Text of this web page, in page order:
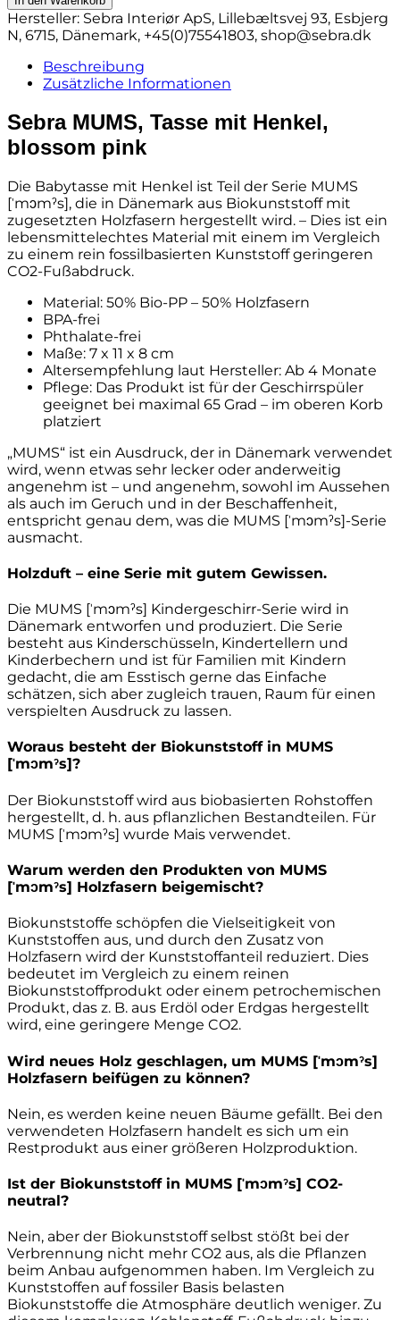
Tasse
mit
Henkel
„blossom
pink“,
Menge
Hersteller: Sebra Interiør ApS, Lillebæltsvej 93, Esbjerg
N, 6715, Dänemark, +45(0)75541803, shop@sebra.dk
Beschreibung
Zusätzliche Informationen
Sebra MUMS, Tasse mit Henkel,
blossom pink
Die Babytasse mit Henkel ist Teil der Serie MUMS
[ˈmɔmˀs], die in Dänemark aus Biokunststoff mit
zugesetzten Holzfasern hergestellt wird. – Dies ist ein
lebensmittelechtes Material mit einem im Vergleich
zu einem rein fossilbasierten Kunststoff geringeren
CO2-Fußabdruck.
Material: 50% Bio-PP – 50% Holzfasern
BPA-frei
Phthalate-frei
Maße: 7 x 11 x 8 cm
Altersempfehlung laut Hersteller: Ab 4 Monate
Pflege: Das Produkt ist für der Geschirrspüler
geeignet bei maximal 65 Grad – im oberen Korb
platziert
„MUMS“ ist ein Ausdruck, der in Dänemark verwendet
wird, wenn etwas sehr lecker oder anderweitig
angenehm ist – und angenehm, sowohl im Aussehen
als auch im Geruch und in der Beschaffenheit,
entspricht genau dem, was die MUMS [ˈmɔmˀs]-Serie
ausmacht.
Holzduft – eine Serie mit gutem Gewissen.
Die MUMS [ˈmɔmˀs] Kindergeschirr-Serie wird in
Dänemark entworfen und produziert. Die Serie
besteht aus Kinderschüsseln, Kindertellern und
Kinderbechern und ist für Familien mit Kindern
gedacht, die am Esstisch gerne das Einfache
schätzen, sich aber zugleich trauen, Raum für einen
verspielten Ausdruck zu lassen.
Woraus besteht der Biokunststoff in MUMS
[ˈmɔmˀs]?
Der Biokunststoff wird aus biobasierten Rohstoffen
hergestellt, d. h. aus pflanzlichen Bestandteilen. Für
MUMS [ˈmɔmˀs] wurde Mais verwendet.
Warum werden den Produkten von MUMS
[ˈmɔmˀs] Holzfasern beigemischt?
Biokunststoffe schöpfen die Vielseitigkeit von
Kunststoffen aus, und durch den Zusatz von
Holzfasern wird der Kunststoffanteil reduziert. Dies
bedeutet im Vergleich zu einem reinen
Biokunststoffprodukt oder einem petrochemischen
Produkt, das z. B. aus Erdöl oder Erdgas hergestellt
wird, eine geringere Menge CO2.
Wird neues Holz geschlagen, um MUMS [ˈmɔmˀs]
Holzfasern beifügen zu können?
Nein, es werden keine neuen Bäume gefällt. Bei den
verwendeten Holzfasern handelt es sich um ein
Restprodukt aus einer größeren Holzproduktion.
Ist der Biokunststoff in MUMS [ˈmɔmˀs] CO2-
neutral?
Nein, aber der Biokunststoff selbst stößt bei der
Verbrennung nicht mehr CO2 aus, als die Pflanzen
beim Anbau aufgenommen haben. Im Vergleich zu
Kunststoffen auf fossiler Basis belasten
Biokunststoffe die Atmosphäre deutlich weniger. Zu